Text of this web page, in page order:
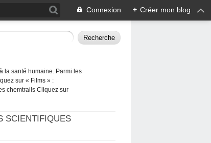
Connexion + Créer mon blog
la santé humaine. Parmi les
sur « Films » :
chemtrails Cliquez sur
SCIENTIFIQUES